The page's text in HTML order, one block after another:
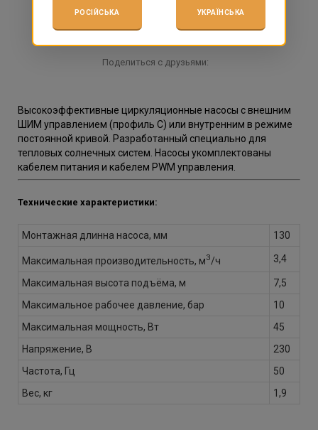
заказать консультацию
Поделиться с друзьями:
Высокоэффективные циркуляционные насосы с внешним
ШИМ управлением (профиль С) или внутренним в режиме
постоянной кривой. Разработанный специально для
тепловых солнечных систем. Насосы укомплектованы
кабелем питания и кабелем PWM управления.
Технические характеристики:
Монтажная длинна насоса, мм 130
Максимальная производительность, м3/ч 3,4
Максимальная высота подъёма, м
7,5
Максимальное рабочее давление, бар
10
Максимальная мощность, Вт
45
Напряжение, В
230
Частота, Гц
50
Вес, кг
1,9
РОСІЙСЬКА УКРАЇНСЬКА